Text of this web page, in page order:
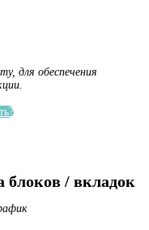
для обеспечения
блоков / вкладок